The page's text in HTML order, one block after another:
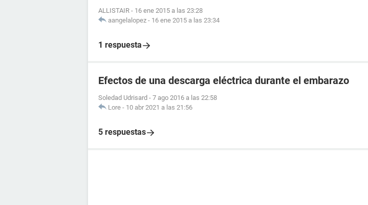
ALLISTAIR - 16 ene 2015 a las 23:28
aangelalopez - 16 ene 2015 a las 23:34
1 respuesta
Efectos de una descarga eléctrica durante el embarazo
Soledad Udrisard - 7 ago 2016 a las 22:58
Lore - 10 abr 2021 a las 21:56
5 respuestas